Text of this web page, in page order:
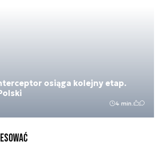
osiąga kolejny etap.
4 min.